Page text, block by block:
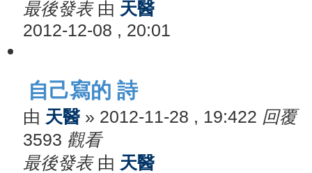
最後發表 由 天醫
2012-12-08 , 20:01
自己寫的 詩
由 天醫 » 2012-11-28 , 19:422 回覆
3593 觀看
最後發表 由 天醫